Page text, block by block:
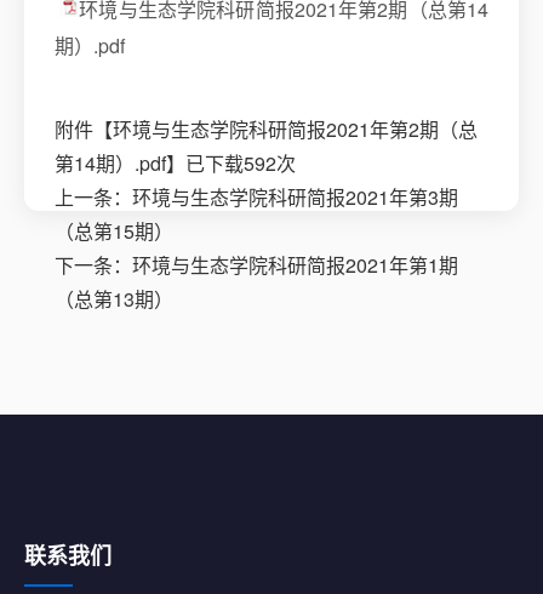
环境与生态学院科研简报2021年第2期（总第14
期）.pdf
附件【环境与生态学院科研简报2021年第2期（总
第14期）.pdf】已下载592次
上一条： 环境与生态学院科研简报2021年第3期
（总第15期）
下一条： 环境与生态学院科研简报2021年第1期
（总第13期）
联系我们